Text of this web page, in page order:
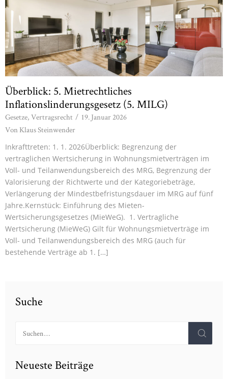
Überblick: 5. Mietrechtliches
Inflationslinderungsgesetz (5. MILG)
Gesetze, Vertragsrecht / 19. Januar 2026
Von Klaus Steinwender
Inkrafttreten: 1. 1. 2026Überblick: Begrenzung der
vertraglichen Wertsicherung in Wohnungsmietverträgen im
Voll- und Teilanwendungsbereich des MRG, Begrenzung der
Valorisierung der Richtwerte und der Kategoriebeträge,
Verlängerung der Mindestbefristungsdauer im MRG auf fünf
Jahre.Kernstück: Einführung des Mieten-
Wertsicherungsgesetzes (MieWeG). 1. Vertragliche
Wertsicherung (MieWeG) Gilt für Wohnungsmietverträge im
Voll- und Teilanwendungsbereich des MRG (auch für
bestehende Verträge ab 1. […]
Suche
Neueste Beiträge